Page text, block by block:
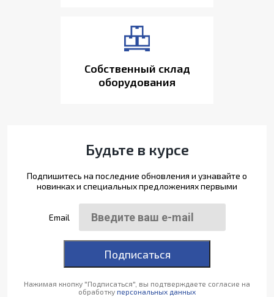
Собственный склад
оборудования
Будьте в курсе
Подпишитесь на последние обновления и узнавайте о
новинках и специальных предложениях первыми
Email
Подписаться
Нажимая кнопку "Подписаться", вы подтверждаете согласие на
обработку персональных данных